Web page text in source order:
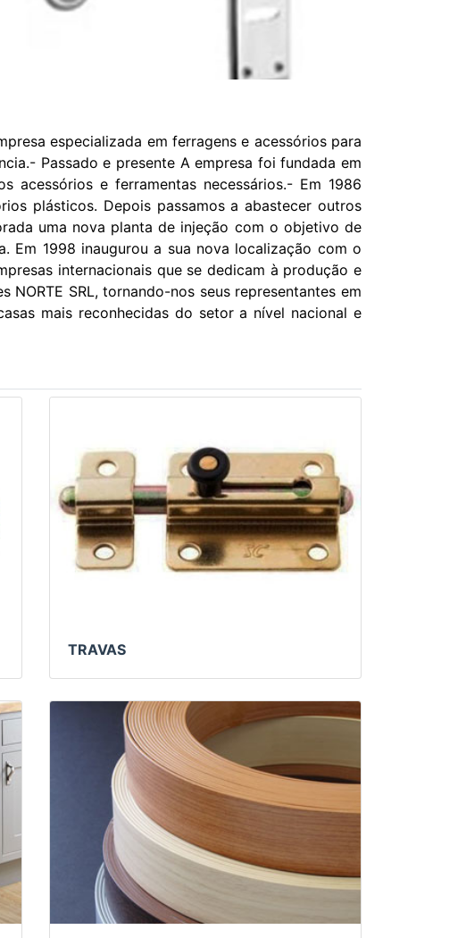
especializada em ferragens e acessórios para
Passado e presente A empresa foi fundada em
e ferramentas necessários.- Em 1986
plásticos. Depois passamos a abastecer outros
uma nova planta de injeção com o objetivo de
Em 1998 inaugurou a sua nova localização com o
internacionais que se dedicam à produção e
SRL, tornando-nos seus representantes em
mais reconhecidas do setor a nível nacional e
TRAVAS